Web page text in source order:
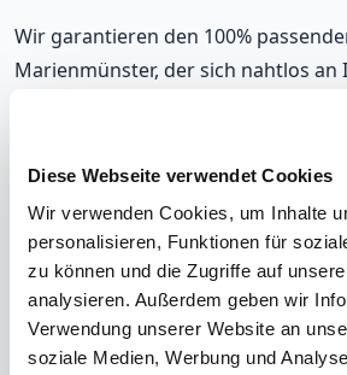
Diese Webseite verwendet Cookies
Wir verwenden Cookies, um Inhalte
personalisieren, Funktionen für
zu können und die Zugriffe auf
analysieren. Außerdem geben wir
Verwendung unserer Website an
soziale Medien, Werbung und
Wir garantieren den 100%
Marienmünster, der sich nahtlos an
werden Sie immer richtig liegen.
Unsere DJs gehören zu den
Marienmünster, mit einer
Bewertung von 9,2. Und im
dass Sie mit Ihrem DJ nicht
Ihr Geld zurück.